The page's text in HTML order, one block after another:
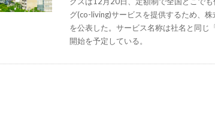
グ(co-living)サービスを提供するため、
を公表した。サービス名称は社名と同
開始を予定している。